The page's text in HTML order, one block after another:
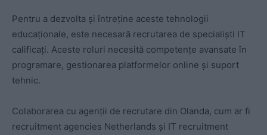
Pentru a dezvolta și întreține aceste tehnologii
educaționale, este necesară recrutarea de specialiști IT
calificați. Aceste roluri necesită competențe avansate în
programare, gestionarea platformelor online și suport
tehnic.
Colaborarea cu agenții de recrutare din Olanda, cum ar fi
recruitment agencies Netherlands și IT recruitment